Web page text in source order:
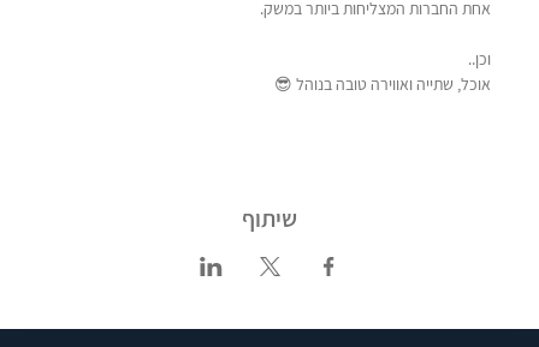
אוכל, שתייה ואווירה טובה בנוהל 😎
שיתוף